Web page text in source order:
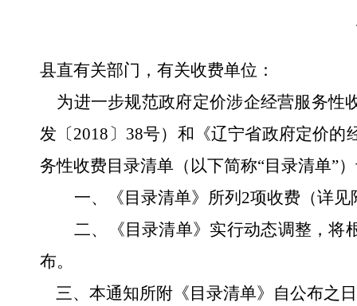
县直有关部门，有关收费单位 ：
为进一步规范政府定价涉企经营服务性
发 〔2018〕 38号）和《辽宁省政府定价的
务性收费目录清单（以下简称“目录清单”）
一、《目录清单》所列 2项收费（详见
二、《目录清单》实行动态调整，将
布。
三、本通知所附《目录清单》自公布之